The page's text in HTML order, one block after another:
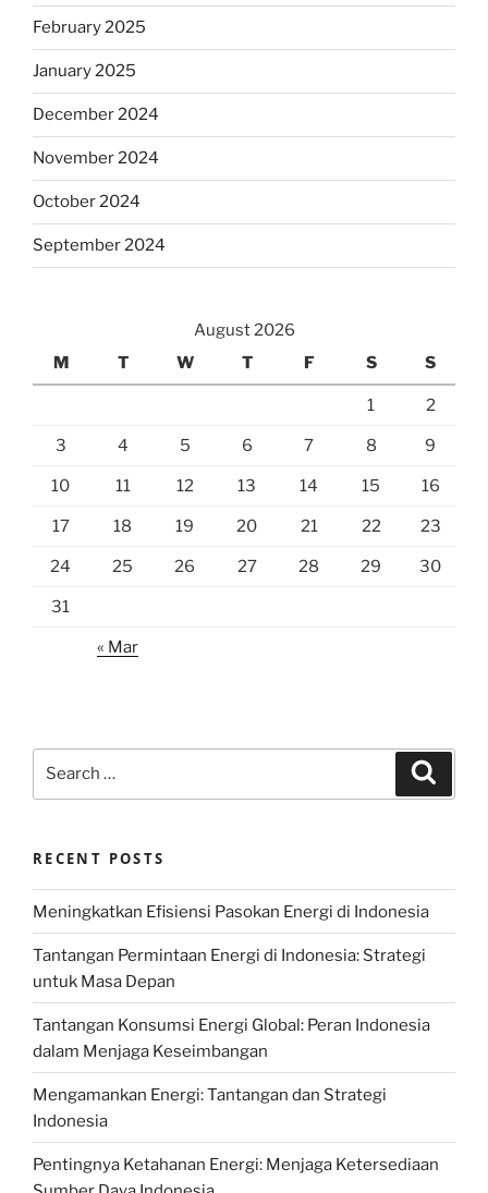
February 2025
January 2025
December 2024
November 2024
October 2024
September 2024
August 2026
M
T W T F S S
1 2
3 4 5 6 7 8 9
10 11 12 13 14 15 16
17 18 19 20 21 22 23
24 25 26 27 28 29 30
31
« Mar
RECENT POSTS
Meningkatkan Efisiensi Pasokan Energi di Indonesia
Tantangan Permintaan Energi di Indonesia: Strategi
untuk Masa Depan
Tantangan Konsumsi Energi Global: Peran Indonesia
dalam Menjaga Keseimbangan
Mengamankan Energi: Tantangan dan Strategi
Indonesia
Pentingnya Ketahanan Energi: Menjaga Ketersediaan